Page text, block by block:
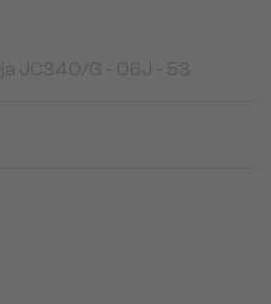
JC340/G - 06J - 53